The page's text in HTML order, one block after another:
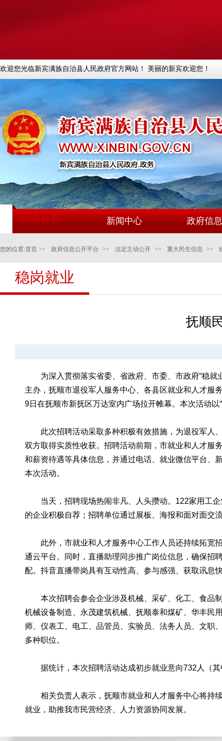
欢迎您光临新宾满族自治县人民政府官方网站！ 美丽的新宾欢迎您！
网站首页 新闻中心 政府信
您的位置:首页 >> 政府信息公开平台 >> 法定主动公开 >> 重大民生信息 >>
稳岗就业
抚顺
为深入贯彻落实省委、省政府、市委、市政府“稳
主办，抚顺市退役军人服务中心、各县区就业和人才服
9日在抚顺市新抚区万达室内广场拉开帷幕。本次活动以
此次招聘活动采取多种积极有效措施，为退役军人、
双方取得实质性收获。招聘活动前期，市就业和人才服
和薪资待遇等具体信息，并通过电话、就业微信平台、
本次活动。
当天，招聘现场热闹非凡、人头攒动。122家用工企
的企业积极自荐；招聘单位通过展板、海报和面对面交
此外，市就业和人才服务中心工作人员还持续拓宽招
通云平台。同时，直播助理同步推广岗位信息，确保招
配。抖音直播带岗具有互动性高、参与感强、获取讯息
本次招聘会参会企业涉及机械、采矿、化工、食品制
机械设备制造、永茂建筑机械、抚顺泰和煤矿、华丰民
师、仪表工、电工、品管员、实验员、法务人员、文职
多种职位。
据统计，本次招聘活动达成初步就业意向732人（其
相关负责人表示，抚顺市就业和人才服务中心将持续
就业，助推我市民营经济、人力资源协同发展。